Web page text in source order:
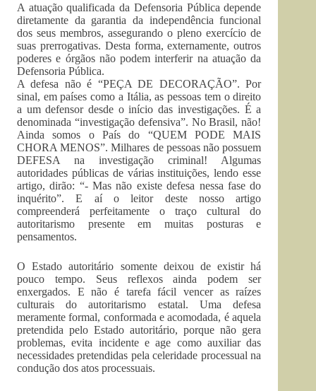
A atuação qualificada da Defensoria Pública depende
diretamente da garantia da independência funcional
dos seus membros, assegurando o pleno exercício de
suas prerrogativas. Desta forma, externamente, outros
poderes e órgãos não podem interferir na atuação da
Defensoria Pública.
A defesa não é “PEÇA DE DECORAÇÃO”. Por
sinal, em países como a Itália, as pessoas tem o direito
a um defensor desde o início das investigações. É a
denominada “investigação defensiva”. No Brasil, não!
Ainda somos o País do “QUEM PODE MAIS
CHORA MENOS”. Milhares de pessoas não possuem
DEFESA na investigação criminal! Algumas
autoridades públicas de várias instituições, lendo esse
artigo, dirão: “- Mas não existe defesa nessa fase do
inquérito”. E aí o leitor deste nosso artigo
compreenderá perfeitamente o traço cultural do
autoritarismo presente em muitas posturas e
pensamentos.
O Estado autoritário somente deixou de existir há
pouco tempo. Seus reflexos ainda podem ser
enxergados. E não é tarefa fácil vencer as raízes
culturais do autoritarismo estatal. Uma defesa
meramente formal, conformada e acomodada, é aquela
pretendida pelo Estado autoritário, porque não gera
problemas, evita incidente e age como auxiliar das
necessidades pretendidas pela celeridade processual na
condução dos atos processuais.